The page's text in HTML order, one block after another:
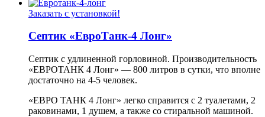
Заказать с установкой!
Септик «ЕвроТанк-4 Лонг»
Септик с удлиненной горловиной. Производительность
«ЕВРОТАНК 4 Лонг» — 800 литров в сутки, что вполне
достаточно на 4-5 человек.
«ЕВРО ТАНК 4 Лонг» легко справится с 2 туалетами, 2
раковинами, 1 душем, а также со стиральной машиной.